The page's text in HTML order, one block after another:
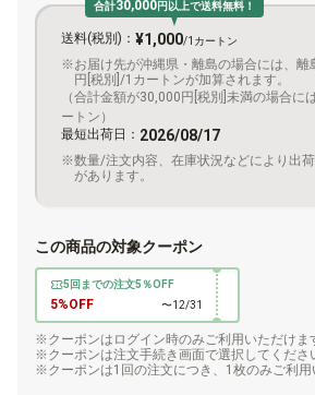
送料(税別)： ¥1,000/1カートン
合計30,000円以上で送料無料！
お届け先が沖縄県・離島の場合には、離
円[税別]/1カートンが加算されます。
（合計金額が30,000円[税別]未満の場合に
ートン）
最短出荷日： 2026/08/17
数量/注文内容、在庫状況などにより出
があります。
この商品の対象クーポン
5回までの注文5％OFF
5%OFF 〜12/31
クーポンはログイン時のみご利用いただけま
クーポンは注文手続き画面で選択してくださ
クーポンは1回の注文につき、1枚のみご利用